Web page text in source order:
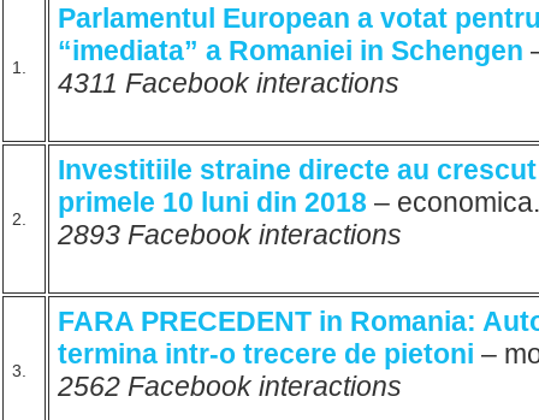
1.
Parlamentul European a votat
“imediata” a Romaniei in Schengen
4311 Facebook interactions
2.
Investitiile straine directe au crescut
primele 10 luni din 2018 –
2893 Facebook interactions
3.
FARA PRECEDENT in Romania:
termina intr-o trecere de pietoni –
2562 Facebook interactions